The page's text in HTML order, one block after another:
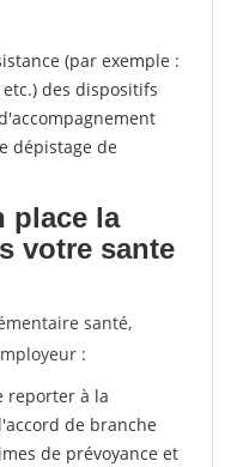
(par exemple :
des dispositifs
dépistage de
place la
votre sante
santé,
:
reporter à la
de branche
de prévoyance et